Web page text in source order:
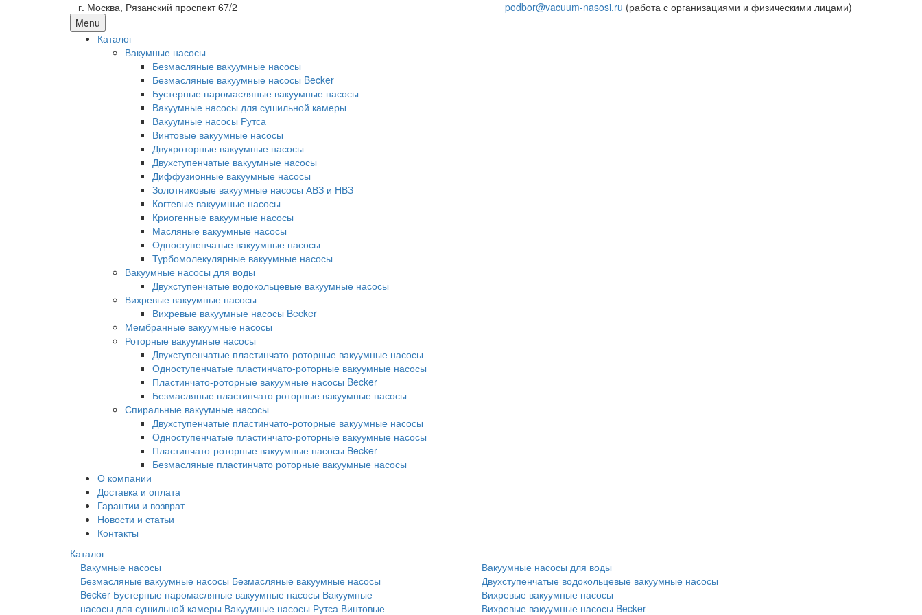
г. Москва, Рязанский проспект 67/2 podbor@vacuum-nasosi.ru (работа с организациями и физическими лицами)
Menu
Каталог
Вакумные насосы
Безмасляные вакуумные насосы
Безмасляные вакуумные насосы Becker
Бустерные паромасляные вакуумные насосы
Вакуумные насосы для сушильной камеры
Вакуумные насосы Рутса
Винтовые вакуумные насосы
Двухроторные вакуумные насосы
Двухступенчатые вакуумные насосы
Диффузионные вакуумные насосы
Золотниковые вакуумные насосы АВЗ и НВЗ
Когтевые вакуумные насосы
Криогенные вакуумные насосы
Масляные вакуумные насосы
Одноступенчатые вакуумные насосы
Турбомолекулярные вакуумные насосы
Вакуумные насосы для воды
Двухступенчатые водокольцевые вакуумные насосы
Вихревые вакуумные насосы
Вихревые вакуумные насосы Becker
Мембранные вакуумные насосы
Роторные вакуумные насосы
Двухступенчатые пластинчато-роторные вакуумные насосы
Одноступенчатые пластинчато-роторные вакуумные насосы
Пластинчато-роторные вакуумные насосы Becker
Безмасляные пластинчато роторные вакуумные насосы
Спиральные вакуумные насосы
Двухступенчатые пластинчато-роторные вакуумные насосы
Одноступенчатые пластинчато-роторные вакуумные насосы
Пластинчато-роторные вакуумные насосы Becker
Безмасляные пластинчато роторные вакуумные насосы
О компании
Доставка и оплата
Гарантии и возврат
Новости и статьи
Контакты
Каталог
Вакумные насосы
Безмасляные вакуумные насосы Безмасляные вакуумные насосы
Becker Бустерные паромасляные вакуумные насосы Вакуумные
насосы для сушильной камеры Вакуумные насосы Рутса Винтовые
Вакуумные насосы для воды
Двухступенчатые водокольцевые вакуумные насосы
Вихревые вакуумные насосы
Вихревые вакуумные насосы Becker